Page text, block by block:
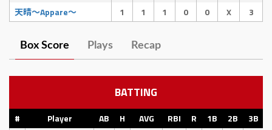
天晴〜Appare〜
1 1 1 0 0 X 3
Box Score Plays Recap
BATTING
# Player AB H AVG RBI R 1B 2B 3B